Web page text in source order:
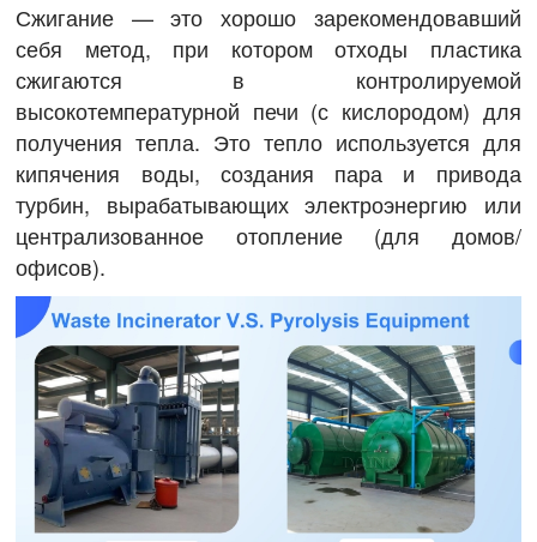
Сжигание — это хорошо зарекомендовавший
себя метод, при котором отходы пластика
сжигаются в контролируемой
высокотемпературной печи (с кислородом) для
получения тепла. Это тепло используется для
кипячения воды, создания пара и привода
турбин, вырабатывающих электроэнергию или
централизованное отопление (для домов/
офисов).